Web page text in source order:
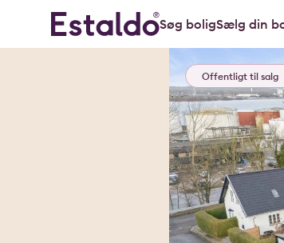
Søg boligSælg din
Offentligt til salg